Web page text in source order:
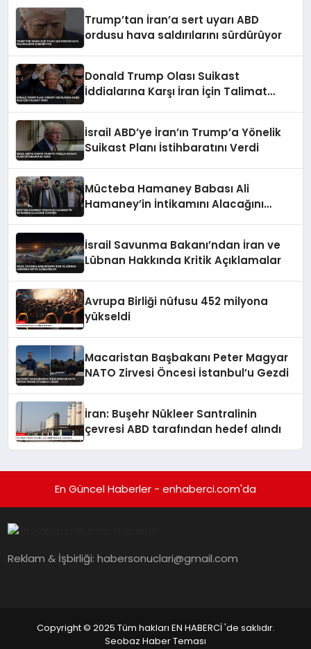
Trump’tan İran’a sert uyarı ABD
ordusu hava saldırılarını sürdürüyor
Donald Trump Olası Suikast
İddialarına Karşı İran İçin Talimat
İsrail ABD’ye İran’ın Trump’a Yönelik
Suikast Planı İstihbaratını Verdi
Mücteba Hamaney Babası Ali
Hamaney’in İntikamını Alacağını
İsrail Savunma Bakanı’ndan İran ve
Lübnan Hakkında Kritik Açıklamalar
Avrupa Birliği nüfusu 452 milyona
yükseldi
Macaristan Başbakanı Peter Magyar
NATO Zirvesi Öncesi İstanbul’u Gezdi
İran: Buşehr Nükleer Santralinin
çevresi ABD tarafından hedef alındı
En Güncel Haberler - enhaberci.com'da
Reklam & İşbirliği:habersonuclari@gmail.com
Copyright © 2025 Tüm hakları EN HABERCİ 'de saklıdır.
Seobaz Haber Teması